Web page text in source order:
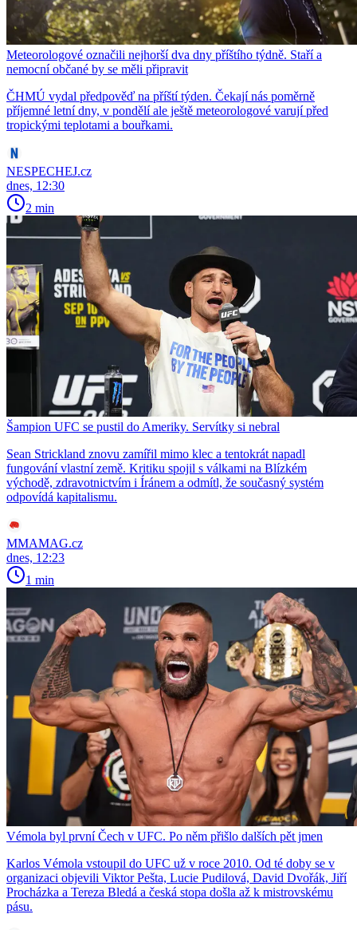
Meteorologové označili nejhorší dva dny příštího týdně. Staří a
nemocní občané by se měli připravit
ČHMÚ vydal předpověď na příští týden. Čekají nás poměrně
příjemné letní dny, v pondělí ale ještě meteorologové varují před
tropickými teplotami a bouřkami.
NESPECHEJ.cz
dnes, 12:30
2 min
Šampion UFC se pustil do Ameriky. Servítky si nebral
Sean Strickland znovu zamířil mimo klec a tentokrát napadl
fungování vlastní země. Kritiku spojil s válkami na Blízkém
východě, zdravotnictvím i Íránem a odmítl, že současný systém
odpovídá kapitalismu.
MMAMAG.cz
dnes, 12:23
1 min
Vémola byl první Čech v UFC. Po něm přišlo dalších pět jmen
Karlos Vémola vstoupil do UFC už v roce 2010. Od té doby se v
organizaci objevili Viktor Pešta, Lucie Pudilová, David Dvořák, Jiří
Procházka a Tereza Bledá a česká stopa došla až k mistrovskému
pásu.